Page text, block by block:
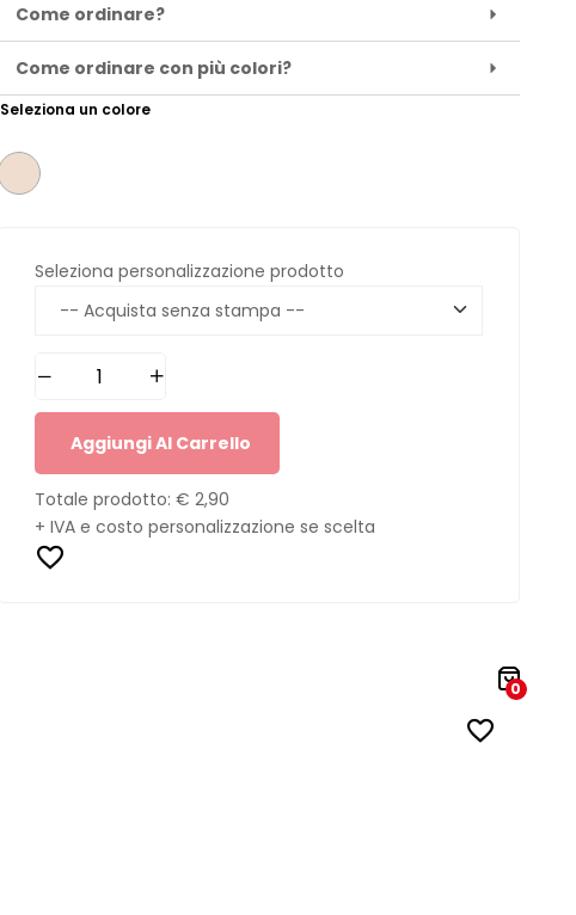
Come ordinare?
Come ordinare con più colori?
Seleziona un colore
Seleziona personalizzazione prodotto
Aggiungi Al Carrello
Totale prodotto: € 2,90
+ IVA e costo personalizzazione se scelta
0